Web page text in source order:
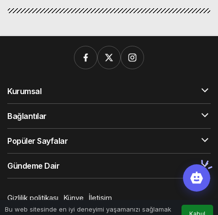
Bu web sitesinde en iyi deneyimi yaşamanızı sağlamak
Kurumsal
Bağlantılar
Popüler Sayfalar
Gündeme Dair
Gizlilik politikası Künye
İletişim
© Telif Hakkı 2026, Tüm Hakları Saklıdır